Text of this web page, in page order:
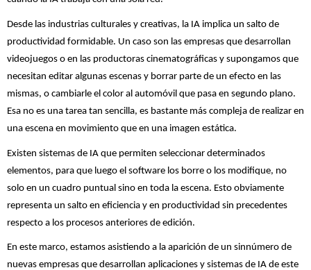
Desde las industrias culturales y creativas, la IA implica un salto de
productividad formidable. Un caso son las empresas que desarrollan
videojuegos o en las productoras cinematográficas y supongamos que
necesitan editar algunas escenas y borrar parte de un efecto en las
mismas, o cambiarle el color al automóvil que pasa en segundo plano.
Esa no es una tarea tan sencilla, es bastante más compleja de realizar en
una escena en movimiento que en una imagen estática.
Existen sistemas de IA que permiten seleccionar determinados
elementos, para que luego el software los borre o los modifique, no
solo en un cuadro puntual sino en toda la escena. Esto obviamente
representa un salto en eficiencia y en productividad sin precedentes
respecto a los procesos anteriores de edición.
En este marco, estamos asistiendo a la aparición de un sinnúmero de
nuevas empresas que desarrollan aplicaciones y sistemas de IA de este